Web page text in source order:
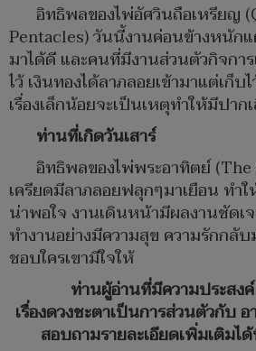
อิทธิพลของไพ่อัศวินถือเหรียญ
Pentacles) วันนี้งานค่อนข้างหนักแ
มาได้ดี และคนที่มีงานส่วนตัวกิจกา
ไว้ เงินทองได้ลาภลอยเข้ามาแต่เก็บ
เรื่องเล็กน้อยจะเป็นเหตุทำให้มีปา
ท่านที่เกิดวันเสาร์
อิทธิพลของไพ่พระอาทิตย์
เครียดมีลาภลอยฟลุกๆมาเยือน ทำใ
น่าพอใจ​ งานเดินหน้ามีผลงานชัดเ
ทำงานอย่างมีความสุข ความรักกลั
ชอบใครเขามีใจให้
ท่านผู้อ่านที่มีความประสง
เรื่องดวงชะตาเป็นการส่วนตัว​กับ
สอบถามรายละเอียดเพิ่มเติมไ